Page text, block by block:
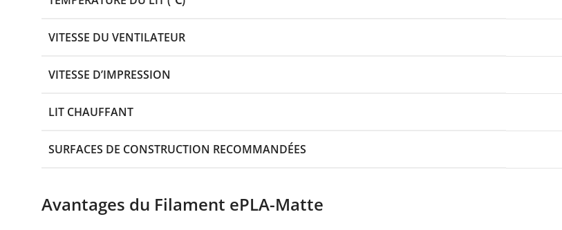
VITESSE DU VENTILATEUR
VITESSE D’IMPRESSION
LIT CHAUFFANT
SURFACES DE CONSTRUCTION RECOMMANDÉES
Avantages du Filament ePLA-Matte